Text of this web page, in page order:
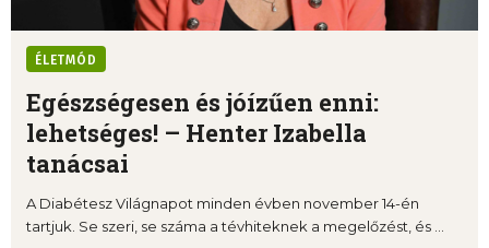
ÉLETMÓD
Egészségesen és jóízűen enni:
lehetséges! – Henter Izabella
tanácsai
A Diabétesz Világnapot minden évben november 14-én
tartjuk. Se szeri, se száma a tévhiteknek a megelőzést, és ...